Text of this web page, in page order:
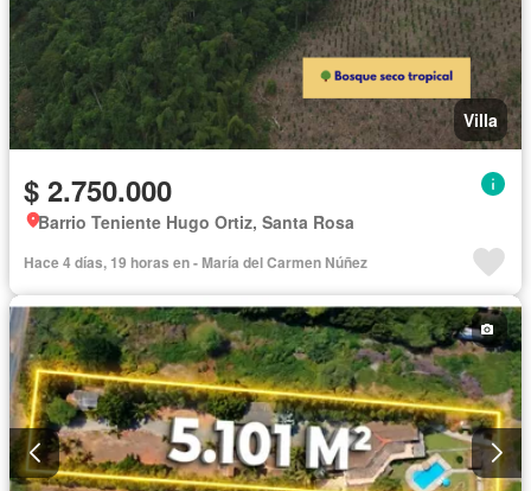
Villa
$ 2.750.000
Barrio Teniente Hugo Ortiz, Santa Rosa
Hace 4 días, 19 horas en - María del Carmen Núñez